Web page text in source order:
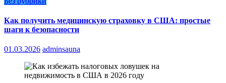
Как получить медицинскую страховку в США: простые
шаги к безопасности
01.03.2026 adminsauna